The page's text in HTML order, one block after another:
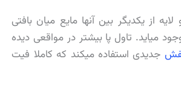
از یکدیگر بین آنها مایع میان بافتی
میاید. تاول پا بیشتر در مواقعی دیده
جدیدی استفاده میکند که کاملا فیت